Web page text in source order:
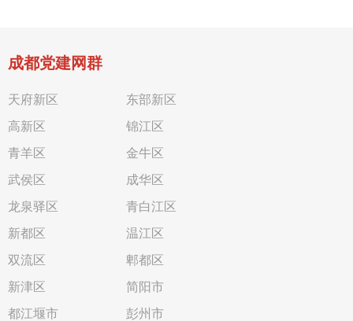
成都党建网群
天府新区
东部新区
高新区
锦江区
青羊区
金牛区
武侯区
成华区
龙泉驿区
青白江区
新都区
温江区
双流区
郫都区
新津区
简阳市
都江堰市
彭州市